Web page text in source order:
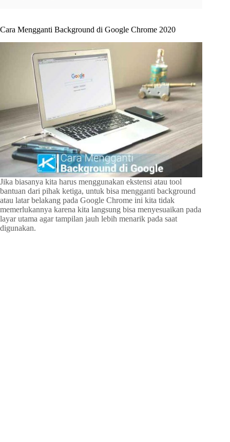
Cara Mengganti Background di Google Chrome 2020
Jika biasanya kita harus menggunakan ekstensi atau tool
bantuan dari pihak ketiga, untuk bisa mengganti background
atau latar belakang pada Google Chrome ini kita tidak
memerlukannya karena kita langsung bisa menyesuaikan pada
layar utama agar tampilan jauh lebih menarik pada saat
digunakan.